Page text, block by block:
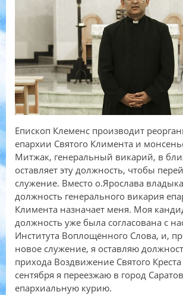
Епископ Клеменс производит
епархии Святого Климента и
Митжак, генеральный викарий, в
оставляет эту должность, чтобы
служение. Вместо о.Ярослава
должность генерального викария
Климента назначает меня. Моя
должность уже была согласована с
Института Воплощённого Слова, и,
новое служение, я оставляю
прихода Воздвижение Святого
сентября я переезжаю в город
епархиальную курию.